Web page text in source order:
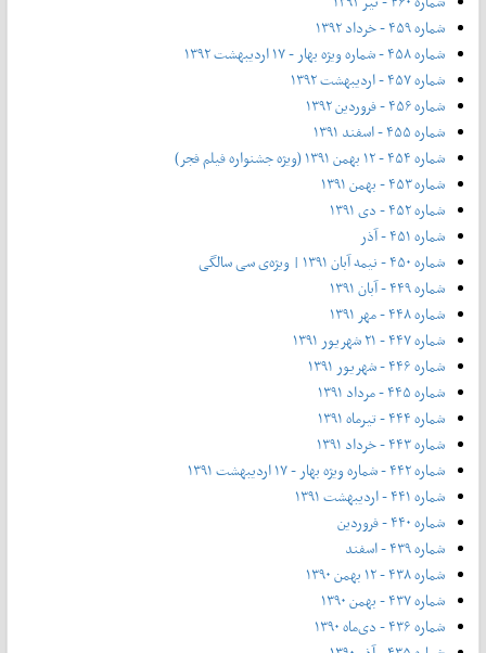
شماره ۴۵۹ - خرداد ۱۳۹۲
شماره ۴۵۸ - شماره ویژه بهار - ۱۷ اردیبهشت ۱۳۹۲
شماره ۴۵۷ - اردیبهشت ۱۳۹۲
شماره ۴۵۶ - فروردین ۱۳۹۲
شماره ۴۵۵ - اسفند ۱۳۹۱
شماره ۴۵۴ - ۱۲ بهمن ۱۳۹۱ (ویژه جشنواره فیلم فجر)
شماره ۴۵۳ - بهمن ۱۳۹۱
شماره ۴۵۲ - دی ۱۳۹۱
شماره ۴۵۱ - آذر
شماره ۴۵۰ - نیمه آبان ۱۳۹۱ | ویژه‌ی سی سالگی
شماره ۴۴۹ - آبان ۱۳۹۱
شماره ۴۴۸ - مهر ۱۳۹۱
شماره ۴۴۷ - ۲۱ شهریور ۱۳۹۱
شماره ۴۴۶ - شهریور ۱۳۹۱
شماره ۴۴۵ - مرداد ۱۳۹۱
شماره ۴۴۴ - تیر‌ماه ۱۳۹۱
شماره ۴۴۳ - خرداد ۱۳۹۱
شماره ۴۴۲ - شماره ویژه بهار - ۱۷ اردیبهشت ۱۳۹۱
شماره ۴۴۱ - اردیبهشت ۱۳۹۱
شماره ۴۴۰ - فروردین
شماره ۴۳۹ - اسفند
شماره ۴۳۸ - ۱۲ بهمن ۱۳۹۰
شماره ۴۳۷ - بهمن ۱۳۹۰
شماره ۴۳۶ - دی‌ماه ۱۳۹۰